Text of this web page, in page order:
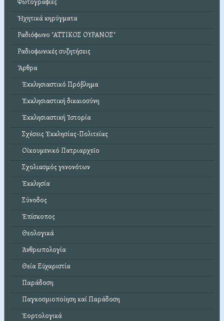
Ἠχητικά κηρύγματα
Ραδιόφωνο "ΑΤΤΙΚΟΣ ΟΥΡΑΝΟΣ"
Ραδιοφωνικές συζητήσεις
Ἄρθρα
Ἐκκλησιαστικό Πρόβλημα
Ἐκκλησιαστική δικαιοσύνη
Ἐκκλησιαστική Ἱστορία
Σχέσεις Ἐκκλησίας-Πολιτείας
Οἰκουμενικό Πατριαρχεῖο
Σχολιασμός γενονότων
Ἐκκλησία
Σύνοδος
Ἐπίσκοπος
Θεολογικά
Ἀνθρωπολογία
Θεία Εὐχαριστία
Παράδοση
Παγκοσμιοποίηση καί Παράδοση
Ἑορτολογικά